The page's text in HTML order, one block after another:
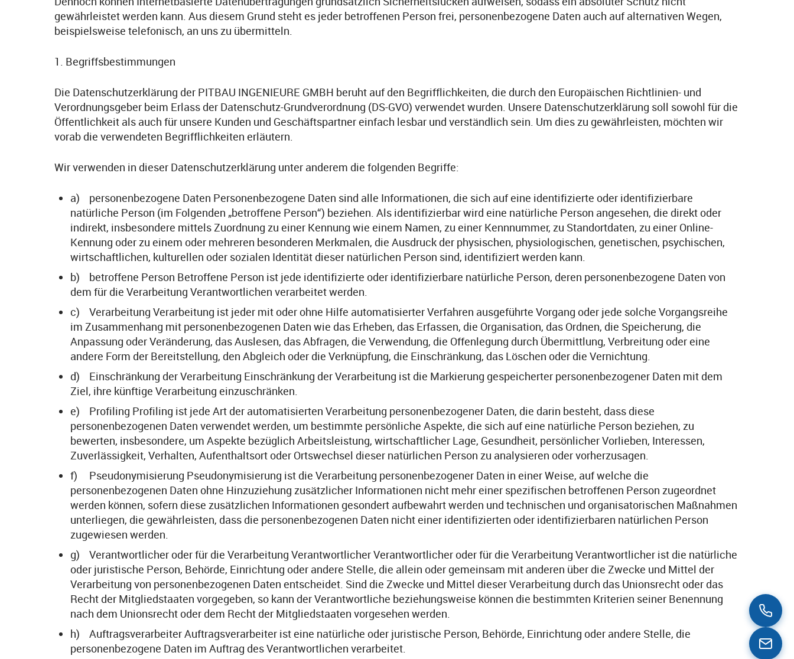
gewährleistet werden kann. Aus diesem Grund steht es jeder betroffenen Person frei, personenbezogene Daten auch auf alternativen Wegen,
beispielsweise telefonisch, an uns zu übermitteln.
1. Begriffsbestimmungen
Die Datenschutzerklärung der PITBAU INGENIEURE GMBH beruht auf den Begrifflichkeiten, die durch den Europäischen Richtlinien- und
Verordnungsgeber beim Erlass der Datenschutz-Grundverordnung (DS-GVO) verwendet wurden. Unsere Datenschutzerklärung soll sowohl für die
Öffentlichkeit als auch für unsere Kunden und Geschäftspartner einfach lesbar und verständlich sein. Um dies zu gewährleisten, möchten wir
vorab die verwendeten Begrifflichkeiten erläutern.
Wir verwenden in dieser Datenschutzerklärung unter anderem die folgenden Begriffe:
a) personenbezogene Daten Personenbezogene Daten sind alle Informationen, die sich auf eine identifizierte oder identifizierbare
natürliche Person (im Folgenden „betroffene Person“) beziehen. Als identifizierbar wird eine natürliche Person angesehen, die direkt oder
indirekt, insbesondere mittels Zuordnung zu einer Kennung wie einem Namen, zu einer Kennnummer, zu Standortdaten, zu einer Online-
Kennung oder zu einem oder mehreren besonderen Merkmalen, die Ausdruck der physischen, physiologischen, genetischen, psychischen,
wirtschaftlichen, kulturellen oder sozialen Identität dieser natürlichen Person sind, identifiziert werden kann.
b) betroffene Person Betroffene Person ist jede identifizierte oder identifizierbare natürliche Person, deren personenbezogene Daten von
dem für die Verarbeitung Verantwortlichen verarbeitet werden.
c) Verarbeitung Verarbeitung ist jeder mit oder ohne Hilfe automatisierter Verfahren ausgeführte Vorgang oder jede solche Vorgangsreihe
im Zusammenhang mit personenbezogenen Daten wie das Erheben, das Erfassen, die Organisation, das Ordnen, die Speicherung, die
Anpassung oder Veränderung, das Auslesen, das Abfragen, die Verwendung, die Offenlegung durch Übermittlung, Verbreitung oder eine
andere Form der Bereitstellung, den Abgleich oder die Verknüpfung, die Einschränkung, das Löschen oder die Vernichtung.
d) Einschränkung der Verarbeitung Einschränkung der Verarbeitung ist die Markierung gespeicherter personenbezogener Daten mit dem
Ziel, ihre künftige Verarbeitung einzuschränken.
e) Profiling Profiling ist jede Art der automatisierten Verarbeitung personenbezogener Daten, die darin besteht, dass diese
personenbezogenen Daten verwendet werden, um bestimmte persönliche Aspekte, die sich auf eine natürliche Person beziehen, zu
bewerten, insbesondere, um Aspekte bezüglich Arbeitsleistung, wirtschaftlicher Lage, Gesundheit, persönlicher Vorlieben, Interessen,
Zuverlässigkeit, Verhalten, Aufenthaltsort oder Ortswechsel dieser natürlichen Person zu analysieren oder vorherzusagen.
f) Pseudonymisierung Pseudonymisierung ist die Verarbeitung personenbezogener Daten in einer Weise, auf welche die
personenbezogenen Daten ohne Hinzuziehung zusätzlicher Informationen nicht mehr einer spezifischen betroffenen Person zugeordnet
werden können, sofern diese zusätzlichen Informationen gesondert aufbewahrt werden und technischen und organisatorischen Maßnahmen
unterliegen, die gewährleisten, dass die personenbezogenen Daten nicht einer identifizierten oder identifizierbaren natürlichen Person
zugewiesen werden.
g) Verantwortlicher oder für die Verarbeitung Verantwortlicher Verantwortlicher oder für die Verarbeitung Verantwortlicher ist die natürliche
oder juristische Person, Behörde, Einrichtung oder andere Stelle, die allein oder gemeinsam mit anderen über die Zwecke und Mittel der
Verarbeitung von personenbezogenen Daten entscheidet. Sind die Zwecke und Mittel dieser Verarbeitung durch das Unionsrecht oder das
Recht der Mitgliedstaaten vorgegeben, so kann der Verantwortliche beziehungsweise können die bestimmten Kriterien seiner Benennung
nach dem Unionsrecht oder dem Recht der Mitgliedstaaten vorgesehen werden.
h) Auftragsverarbeiter Auftragsverarbeiter ist eine natürliche oder juristische Person, Behörde, Einrichtung oder andere Stelle, die
personenbezogene Daten im Auftrag des Verantwortlichen verarbeitet.